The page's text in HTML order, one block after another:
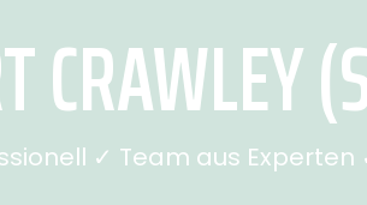
CRAWLEY
✓ Team aus